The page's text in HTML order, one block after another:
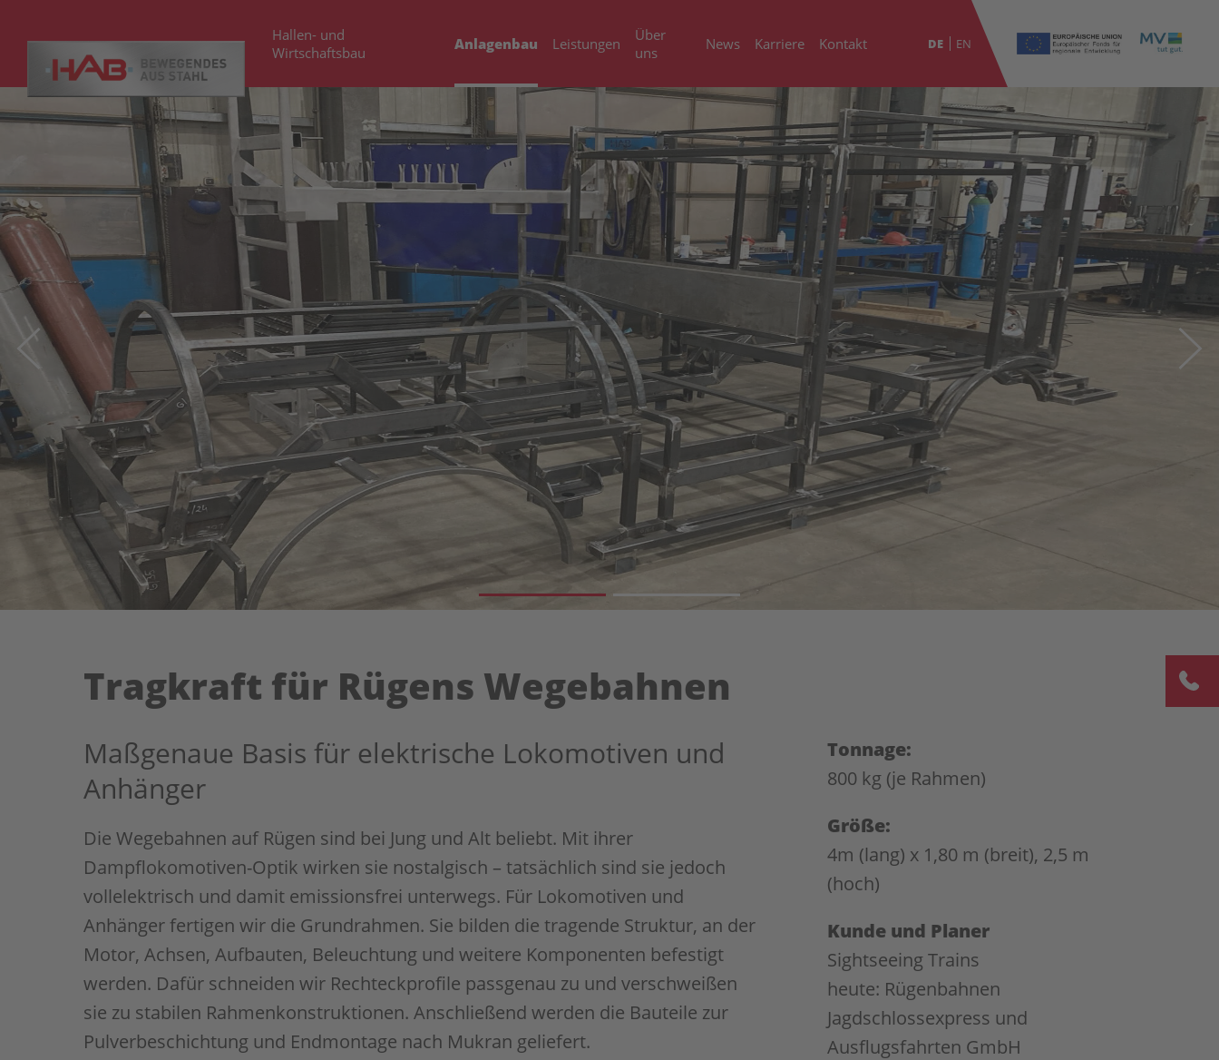
Hallen- und
Wirtschaftsbau
Anlagenbau Leistungen
Über
uns
News Karriere Kontakt DE EN
Tragkraft für Rügens Wegebahnen
Maßgenaue Basis für elektrische Lokomotiven und
Anhänger
Die Wegebahnen auf Rügen sind bei Jung und Alt beliebt. Mit ihrer
Dampflokomotiven-Optik wirken sie nostalgisch – tatsächlich sind sie jedoch
vollelektrisch und damit emissionsfrei unterwegs. Für Lokomotiven und
Anhänger fertigen wir die Grundrahmen. Sie bilden die tragende Struktur, an der
Motor, Achsen, Aufbauten, Beleuchtung und weitere Komponenten befestigt
werden. Dafür schneiden wir Rechteckprofile passgenau zu und verschweißen
sie zu stabilen Rahmenkonstruktionen. Anschließend werden die Bauteile zur
Pulverbeschichtung und Endmontage nach Mukran geliefert.
Tonnage:
800 kg (je Rahmen)
Größe:
4m (lang) x 1,80 m (breit), 2,5 m
(hoch)
Kunde und Planer
Sightseeing Trains
heute: Rügenbahnen
Jagdschlossexpress und
Ausflugsfahrten GmbH